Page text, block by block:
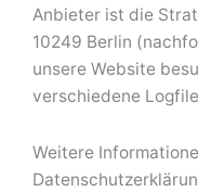
Anbieter ist die
10249 Berlin
unsere Website
verschiedene
Weitere